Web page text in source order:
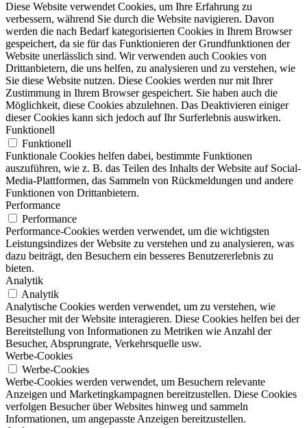
Diese Website verwendet Cookies, um Ihre Erfahrung zu
verbessern, während Sie durch die Website navigieren. Davon
werden die nach Bedarf kategorisierten Cookies in Ihrem Browser
gespeichert, da sie für das Funktionieren der Grundfunktionen der
Website unerlässlich sind. Wir verwenden auch Cookies von
Drittanbietern, die uns helfen, zu analysieren und zu verstehen, wie
Sie diese Website nutzen. Diese Cookies werden nur mit Ihrer
Zustimmung in Ihrem Browser gespeichert. Sie haben auch die
Möglichkeit, diese Cookies abzulehnen. Das Deaktivieren einiger
dieser Cookies kann sich jedoch auf Ihr Surferlebnis auswirken.
Funktionell
Funktionell
Funktionale Cookies helfen dabei, bestimmte Funktionen
auszuführen, wie z. B. das Teilen des Inhalts der Website auf Social-
Media-Plattformen, das Sammeln von Rückmeldungen und andere
Funktionen von Drittanbietern.
Performance
Performance
Performance-Cookies werden verwendet, um die wichtigsten
Leistungsindizes der Website zu verstehen und zu analysieren, was
dazu beiträgt, den Besuchern ein besseres Benutzererlebnis zu
bieten.
Analytik
Analytik
Analytische Cookies werden verwendet, um zu verstehen, wie
Besucher mit der Website interagieren. Diese Cookies helfen bei der
Bereitstellung von Informationen zu Metriken wie Anzahl der
Besucher, Absprungrate, Verkehrsquelle usw.
Werbe-Cookies
Werbe-Cookies
Werbe-Cookies werden verwendet, um Besuchern relevante
Anzeigen und Marketingkampagnen bereitzustellen. Diese Cookies
verfolgen Besucher über Websites hinweg und sammeln
Informationen, um angepasste Anzeigen bereitzustellen.